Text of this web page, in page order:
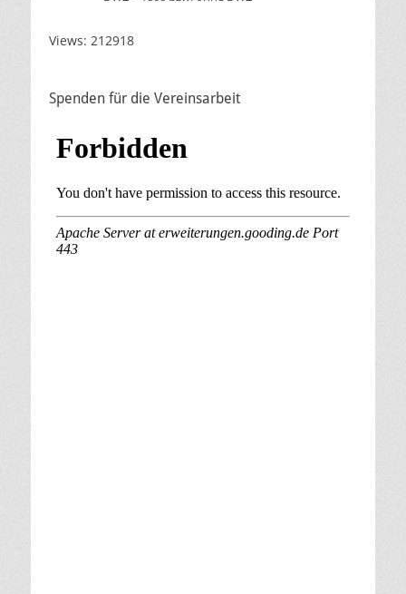
Views: 212918
Spenden für die Vereinsarbeit